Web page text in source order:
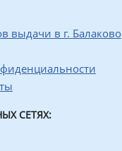
выдачи в г. Балаково
СЕТЯХ: